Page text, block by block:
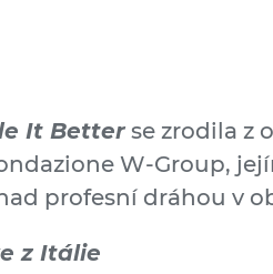
It Better se zrodila z
W-Group,
profesní dráhou v
z Itálie